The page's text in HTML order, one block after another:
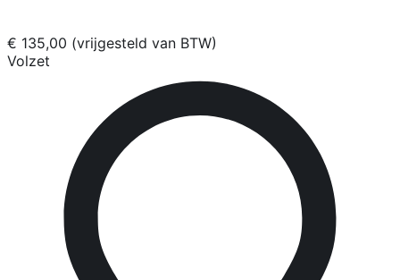
€ 135,00 (vrijgesteld van BTW)
Volzet